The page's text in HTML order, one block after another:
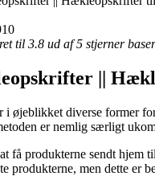
til 3.8 ud af 5 stjerner
||
i øjeblikket diverse former
er nemlig særligt
få produkterne sendt hjem
produkterne, men dette er